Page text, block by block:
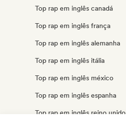
Top rap em inglês canadá
Top rap em inglês frança
Top rap em inglês alemanha
Top rap em inglês itália
Top rap em inglês méxico
Top rap em inglês espanha
Top rap em inglês reino unido